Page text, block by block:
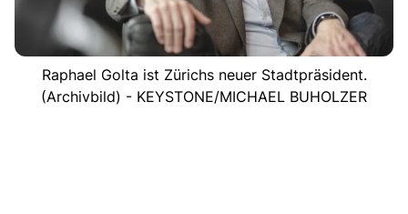
Raphael Golta ist Zürichs neuer Stadtpräsident.
(Archivbild) - KEYSTONE/MICHAEL BUHOLZER